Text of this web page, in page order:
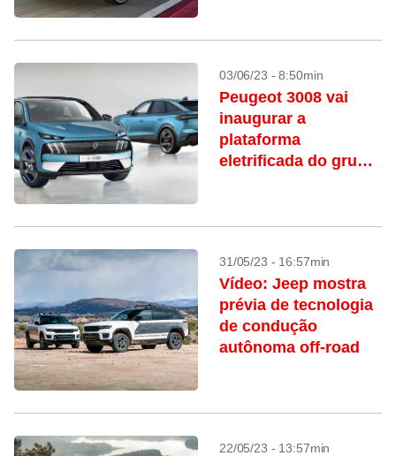
03/06/23 - 8:50min
Peugeot 3008 vai
inaugurar a
plataforma
eletrificada do grupo
31/05/23 - 16:57min
Vídeo: Jeep mostra
prévia de tecnologia
de condução
autônoma off-road
22/05/23 - 13:57min